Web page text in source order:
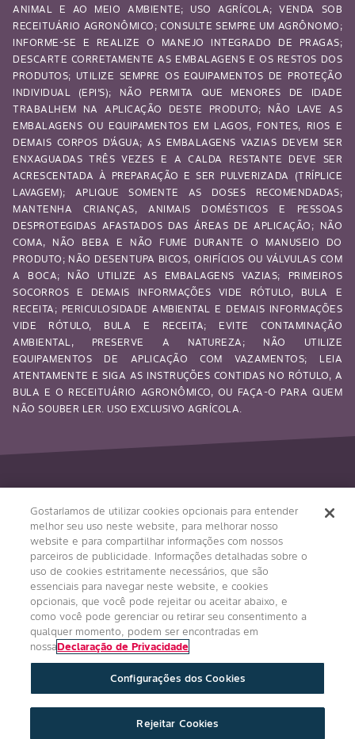
ANIMAL E AO MEIO AMBIENTE; USO AGRÍCOLA; VENDA SOB
RECEITUÁRIO AGRONÔMICO; CONSULTE SEMPRE UM AGRÔNOMO;
INFORME-SE E REALIZE O MANEJO INTEGRADO DE PRAGAS;
DESCARTE CORRETAMENTE AS EMBALAGENS E OS RESTOS DOS
PRODUTOS; UTILIZE SEMPRE OS EQUIPAMENTOS DE PROTEÇÃO
INDIVIDUAL (EPI’S); NÃO PERMITA QUE MENORES DE IDADE
TRABALHEM NA APLICAÇÃO DESTE PRODUTO; NÃO LAVE AS
EMBALAGENS OU EQUIPAMENTOS EM LAGOS, FONTES, RIOS E
DEMAIS CORPOS D’ÁGUA; AS EMBALAGENS VAZIAS DEVEM SER
ENXAGUADAS TRÊS VEZES E A CALDA RESTANTE DEVE SER
ACRESCENTADA À PREPARAÇÃO E SER PULVERIZADA (TRÍPLICE
LAVAGEM); APLIQUE SOMENTE AS DOSES RECOMENDADAS;
MANTENHA CRIANÇAS, ANIMAIS DOMÉSTICOS E PESSOAS
DESPROTEGIDAS AFASTADOS DAS ÁREAS DE APLICAÇÃO; NÃO
COMA, NÃO BEBA E NÃO FUME DURANTE O MANUSEIO DO
PRODUTO; NÃO DESENTUPA BICOS, ORIFÍCIOS OU VÁLVULAS COM
A BOCA; NÃO UTILIZE AS EMBALAGENS VAZIAS; PRIMEIROS
SOCORROS E DEMAIS INFORMAÇÕES VIDE RÓTULO, BULA E
RECEITA; PERICULOSIDADE AMBIENTAL E DEMAIS INFORMAÇÕES
VIDE RÓTULO, BULA E RECEITA; EVITE CONTAMINAÇÃO
AMBIENTAL, PRESERVE A NATUREZA; NÃO UTILIZE
EQUIPAMENTOS DE APLICAÇÃO COM VAZAMENTOS; LEIA
ATENTAMENTE E SIGA AS INSTRUÇÕES CONTIDAS NO RÓTULO, A
BULA E O RECEITUÁRIO AGRONÔMICO, OU FAÇA-O PARA QUEM
NÃO SOUBER LER. USO EXCLUSIVO AGRÍCOLA.
Siga-nos
Condições Gerais
Política de Privacidade
Regulamento Impulso Bayer
Política de Privacidade de Redes Sociais
Imprint
Configurações de Cookies
Gostaríamos de utilizar cookies opcionais para entender
melhor seu uso neste website, para melhorar nosso
website e para compartilhar informações com nossos
parceiros de publicidade. Informações detalhadas sobre o
uso de cookies estritamente necessários, que são
essenciais para navegar neste website, e cookies
opcionais, que você pode rejeitar ou aceitar abaixo, e
como você pode gerenciar ou retirar seu consentimento a
qualquer momento, podem ser encontradas em
nossaDeclaração de Privacidade
Configurações dos Cookies
Rejeitar Cookies